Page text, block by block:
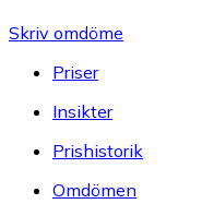
Skriv omdöme
Priser
Insikter
Prishistorik
Omdömen